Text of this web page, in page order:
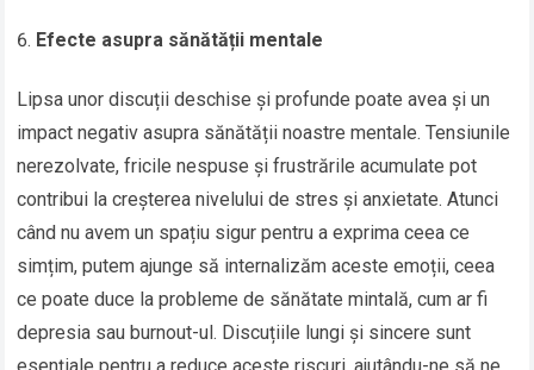
Efecte asupra sănătății mentale
Lipsa unor discuții deschise și profunde poate avea și un
impact negativ asupra sănătății noastre mentale. Tensiunile
nerezolvate, fricile nespuse și frustrările acumulate pot
contribui la creșterea nivelului de stres și anxietate. Atunci
când nu avem un spațiu sigur pentru a exprima ceea ce
simțim, putem ajunge să internalizăm aceste emoții, ceea
ce poate duce la probleme de sănătate mintală, cum ar fi
depresia sau burnout-ul. Discuțiile lungi și sincere sunt